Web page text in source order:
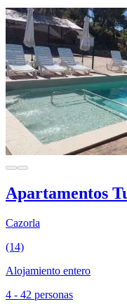
Apartamentos
Cazorla
(14)
Alojamiento entero
4 - 42 personas